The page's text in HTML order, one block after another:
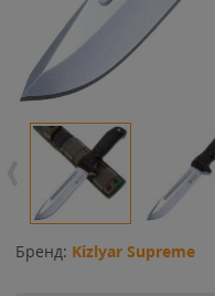
Бренд: Kizlyar Supreme